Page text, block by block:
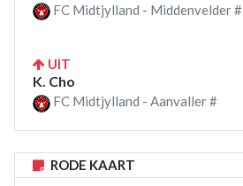
FC Midtjylland - Middenvelder #
UIT
K. Cho
FC Midtjylland - Aanvaller #
RODE KAART